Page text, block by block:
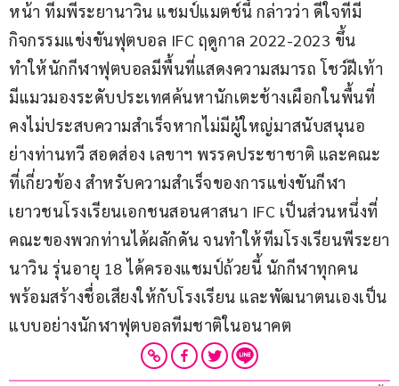
หน้า ทีมพีระยานาวิน แชมป์แมตช์นี้ กล่าวว่า ดีใจทีมี
กิจกรรมแข่งขันฟุตบอล IFC ฤดูกาล 2022-2023 ขึ้น
ทำให้นักกีฬาฟุตบอลมีพื้นที่แสดงความสมารถ โชว์ฝีเท้า
มีแมวมองระดับประเทศค้นหานักเตะช้างเผือกในพื้นที่
คงไม่ประสบความสำเร็จหากไม่มีผู้ใหญ่มาสนับสนุนอ
ย่างท่านทวี สอดส่อง เลขาฯ พรรคประชาชาติ และคณะ
ที่เกี่ยวข้อง สำหรับความสำเร็จของการแข่งขันกีฬา
เยาวชนโรงเรียนเอกชนสอนศาสนา IFC เป็นส่วนหนึ่งที่
คณะของพวกท่านได้ผลักดัน จนทำให้ทีมโรงเรียนพีระยา
นาวิน รุ่นอายุ 18 ได้ครองแชมป์ถ้วยนี้ นักกีฬาทุกคน
พร้อมสร้างชื่อเสียงให้กับโรงเรียน และพัฒนาตนเองเป็น
แบบอย่างนักฬาฟุตบอลทีมชาติในอนาคต